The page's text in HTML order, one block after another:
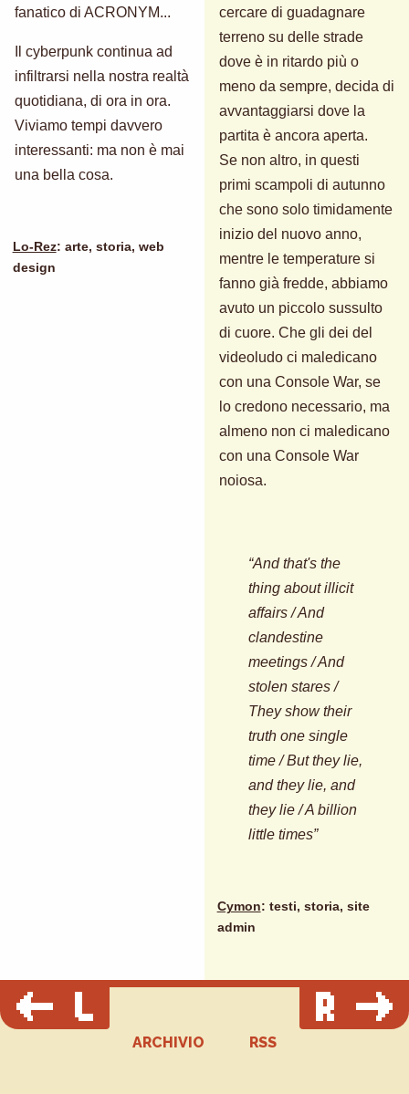
fanatico di ACRONYM...
Il cyberpunk continua ad
infiltrarsi nella nostra realtà
quotidiana, di ora in ora.
Viviamo tempi davvero
interessanti: ma non è mai
una bella cosa.
Lo-Rez: arte, storia, web
design
cercare di guadagnare
terreno su delle strade
dove è in ritardo più o
meno da sempre, decida di
avvantaggiarsi dove la
partita è ancora aperta.
Se non altro, in questi
primi scampoli di autunno
che sono solo timidamente
inizio del nuovo anno,
mentre le temperature si
fanno già fredde, abbiamo
avuto un piccolo sussulto
di cuore. Che gli dei del
videoludo ci maledicano
con una Console War, se
lo credono necessario, ma
almeno non ci maledicano
con una Console War
noiosa.
“And that's the
thing about illicit
affairs / And
clandestine
meetings / And
stolen stares /
They show their
truth one single
time / But they lie,
and they lie, and
they lie / A billion
little times”
Cymon: testi, storia, site
admin
ARCHIVIO RSS